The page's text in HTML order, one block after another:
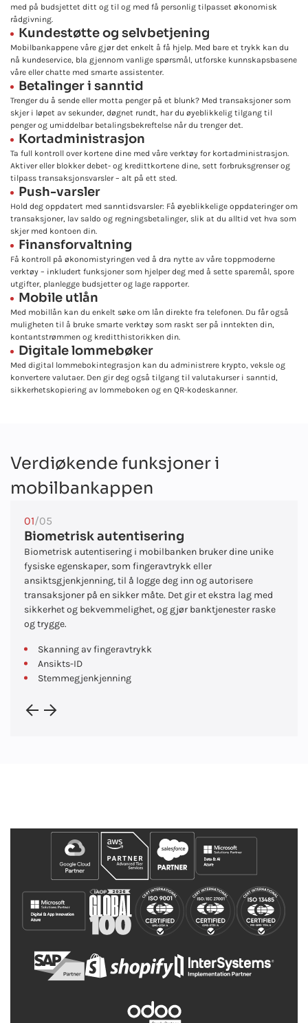
med på budsjettet ditt og til og med få personlig tilpasset økonomisk
rådgivning.
Kundestøtte og selvbetjening
Mobilbankappene våre gjør det enkelt å få hjelp. Med bare et trykk kan du
nå kundeservice, bla gjennom vanlige spørsmål, utforske kunnskapsbasene
våre eller chatte med smarte assistenter.
Betalinger i sanntid
Trenger du å sende eller motta penger på et blunk? Med transaksjoner som
skjer i løpet av sekunder, døgnet rundt, har du øyeblikkelig tilgang til
penger og umiddelbar betalingsbekreftelse når du trenger det.
Kortadministrasjon
Ta full kontroll over kortene dine med våre verktøy for kortadministrasjon.
Aktiver eller blokker debet- og kredittkortene dine, sett forbruksgrenser og
tilpass transaksjonsvarsler – alt på ett sted.
Push-varsler
Hold deg oppdatert med sanntidsvarsler: Få øyeblikkelige oppdateringer om
transaksjoner, lav saldo og regningsbetalinger, slik at du alltid vet hva som
skjer med kontoen din.
Finansforvaltning
Få kontroll på økonomistyringen ved å dra nytte av våre toppmoderne
verktøy – inkludert funksjoner som hjelper deg med å sette sparemål, spore
utgifter, planlegge budsjetter og lage rapporter.
Mobile utlån
Med mobillån kan du enkelt søke om lån direkte fra telefonen. Du får også
muligheten til å bruke smarte verktøy som raskt ser på inntekten din,
kontantstrømmen og kreditthistorikken din.
Digitale lommebøker
Med digital lommebokintegrasjon kan du administrere krypto, veksle og
konvertere valutaer. Den gir deg også tilgang til valutakurser i sanntid,
sikkerhetskopiering av lommeboken og en QR-kodeskanner.
Verdiøkende funksjoner i
mobilbankappen
01/05
Biometrisk autentisering
Biometrisk autentisering i mobilbanken bruker dine unike
fysiske egenskaper, som fingeravtrykk eller
ansiktsgjenkjenning, til å logge deg inn og autorisere
transaksjoner på en sikker måte. Det gir et ekstra lag med
sikkerhet og bekvemmelighet, og gjør banktjenester raske
og trygge.
Skanning av fingeravtrykk
Ansikts-ID
Stemmegjenkjenning